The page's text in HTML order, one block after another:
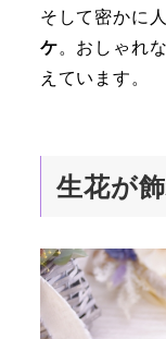
そして密かに
ケ。おしゃれ
えています。
生花が